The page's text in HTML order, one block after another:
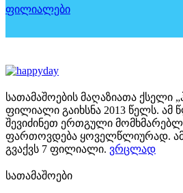
ფილიალები
სათამაშოების მაღაზიათა ქსელი
ფილიალი გაიხსნა 2013 წელს. ამ
შევიძინეთ ერთგული
ფართოვდება ყოველწლიურად.
გვაქვს 7 ფილიალი. ვრცლად
სათამაშოები